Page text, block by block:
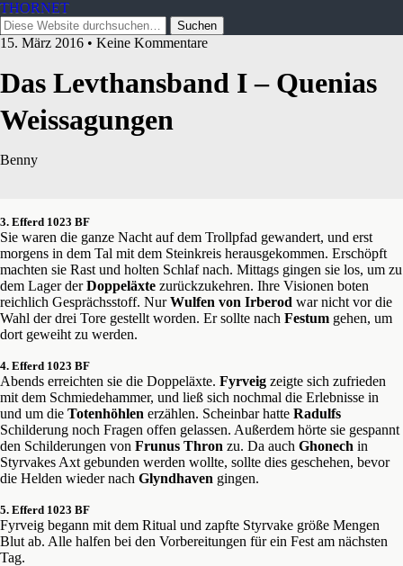
THORNET
15. März 2016 • Keine Kommentare
Das Levthansband I – Quenias
Weissagungen
Benny
3. Efferd 1023 BF
Sie waren die ganze Nacht auf dem Trollpfad gewandert, und erst
morgens in dem Tal mit dem Steinkreis herausgekommen. Erschöpft
machten sie Rast und holten Schlaf nach. Mittags gingen sie los, um zu
dem Lager derDoppeläxte zurückzukehren. Ihre Visionen boten
reichlich Gesprächsstoff. NurWulfen von Irberod war nicht vor die
Wahl der drei Tore gestellt worden. Er sollte nach Festum gehen, um
dort geweiht zu werden.
4. Efferd 1023 BF
Abends erreichten sie die Doppeläxte. Fyrveig zeigte sich zufrieden
mit dem Schmiedehammer, und ließ sich nochmal die Erlebnisse in
und um die Totenhöhlen erzählen. Scheinbar hatte Radulfs
Schilderung noch Fragen offen gelassen. Außerdem hörte sie gespannt
den Schilderungen von Frunus Thron zu. Da auch Ghonech in
Styrvakes Axt gebunden werden wollte, sollte dies geschehen, bevor
die Helden wieder nach Glyndhaven gingen.
5. Efferd 1023 BF
Fyrveig begann mit dem Ritual und zapfte Styrvake größe Mengen
Blut ab. Alle halfen bei den Vorbereitungen für ein Fest am nächsten
Tag.